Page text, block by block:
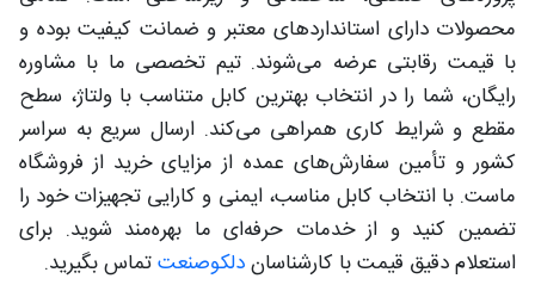
محصولات دارای استانداردهای معتبر و ضمانت کیفیت بوده و
با قیمت رقابتی عرضه می‌شوند. تیم تخصصی ما با مشاوره
رایگان، شما را در انتخاب بهترین کابل متناسب با ولتاژ، سطح
مقطع و شرایط کاری همراهی می‌کند. ارسال سریع به سراسر
کشور و تأمین سفارش‌های عمده از مزایای خرید از فروشگاه
ماست. با انتخاب کابل مناسب، ایمنی و کارایی تجهیزات خود را
تضمین کنید و از خدمات حرفه‌ای ما بهره‌مند شوید. برای
استعلام دقیق قیمت با کارشناساندلکوصنعتتماس بگیرید.